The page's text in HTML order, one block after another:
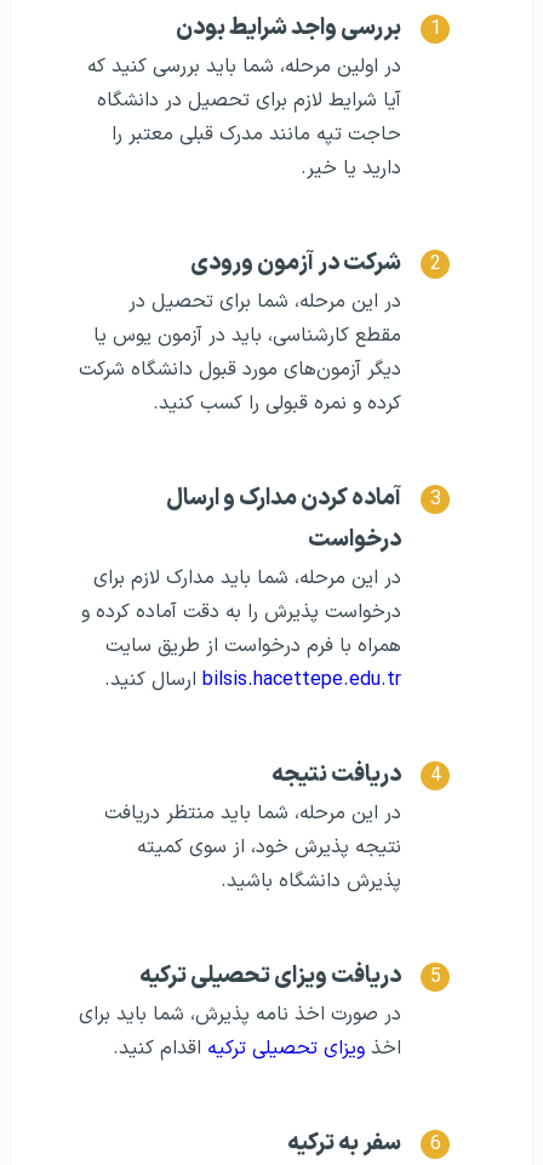
بررسی واجد شرایط بودن
در اولین مرحله، شما باید بررسی کنید که
آیا شرایط لازم برای تحصیل در دانشگاه
حاجت تپه مانند مدرک قبلی معتبر را
دارید یا خیر.
شرکت در آزمون ورودی
در این مرحله، شما برای تحصیل در
مقطع کارشناسی، باید در آزمون یوس یا
دیگر آزمون‌های مورد قبول دانشگاه شرکت
کرده و نمره قبولی را کسب کنید.
آماده کردن مدارک و ارسال
درخواست
در این مرحله، شما باید مدارک لازم برای
درخواست پذیرش را به دقت آماده کرده و
همراه با فرم درخواست از طریق سایت
bilsis.hacettepe.edu.tr ارسال کنید.
دریافت نتیجه
در این مرحله، شما باید منتظر دریافت
نتیجه پذیرش خود، از سوی کمیته
پذیرش دانشگاه باشید‌.
دریافت ویزای تحصیلی ترکیه
در صورت اخذ نامه پذیرش، شما باید برای
اخذ ویزای تحصیلی ترکیه اقدام کنید.
سفر به ترکیه